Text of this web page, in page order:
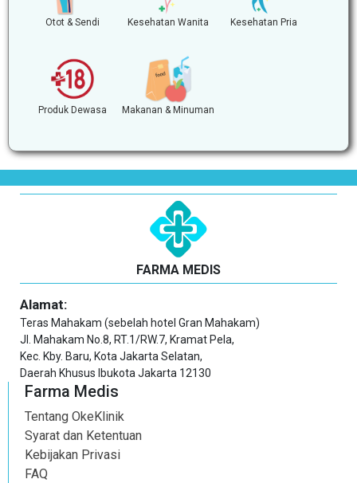
Otot & Sendi Kesehatan Wanita Kesehatan Pria
Produk Dewasa Makanan & Minuman
FARMA MEDIS
Alamat:
Teras Mahakam (sebelah hotel Gran Mahakam)
Jl. Mahakam No.8, RT.1/RW.7, Kramat Pela,
Kec. Kby. Baru, Kota Jakarta Selatan,
Daerah Khusus Ibukota Jakarta 12130
Farma Medis
Tentang OkeKlinik
Syarat dan Ketentuan
Kebijakan Privasi
FAQ